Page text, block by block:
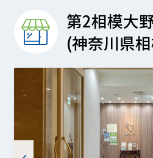
第2相模大
(神奈川県